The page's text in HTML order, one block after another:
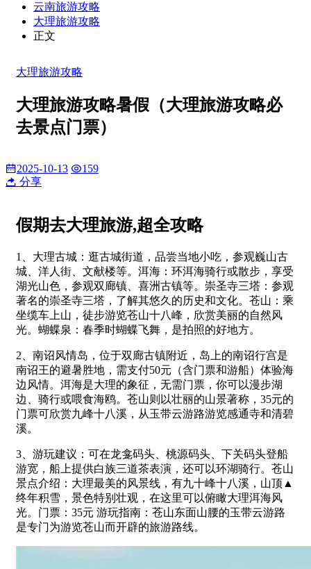
云南旅游攻略
大理旅游攻略
正文
大理旅游攻略
大理旅游攻略暑假（大理旅游攻略必
去景点门票）
2025-10-13
159
分享
假期去大理旅游,超全攻略
1、大理古城：逛古城街道，品尝当地小吃，参观巍山古
城、洋人街、文献楼等。洱海：环洱海骑行或散步，享受
湖光山色，参观双廊镇、喜洲古镇等。崇圣寺三塔：参观
著名的崇圣寺三塔，了解其悠久的历史和文化。苍山：乘
坐缆车上山，徒步游览苍山十八峰，欣赏美丽的自然风
光。蝴蝶泉：春季时蝴蝶飞舞，是拍照的好地方。
2、南诏风情岛，位于双廊古镇附近，岛上的南诏行宫是
南诏王的避暑胜地，需支付50元（含门票和游船）体验海
边风情。洱海是大理的象征，无需门票，你可以漫步湖
边、骑行或喂食海鸥。苍山则以壮丽的山景著称，35元的
门票可欣赏九峰十八溪，从玉带云游路游览感通寺和清碧
溪。
3、游玩建议：可在龙龛码头、桃源码头、下关码头登船
游宽，船上提供白族三道茶表演，还可以环湖骑行。苍山
景点介绍：大理最美的风景线，有九十峰十八溪，山顶▲
终年积雪，景色特别壮观，在这里可以俯瞰大理洱海风
光。门票：35元 游玩指南：苍山东面山腰的玉带云游路
是专门为游览苍山而开辟的旅游路线。